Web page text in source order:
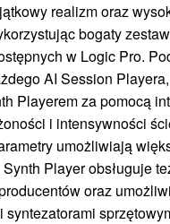
realizm oraz
bogaty
w Logic Pro.
AI Session
Playerem za pomocą
i intensywności
umożliwiają
Player obsługuje
oraz
syntezatorami